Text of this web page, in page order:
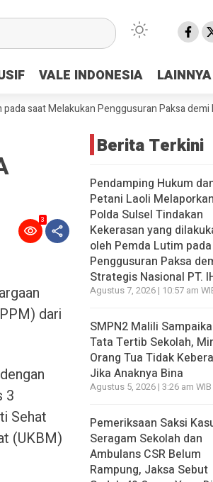
VALE INDONESIA LAINNYA
VALE INDONESIA LAINNYA
Melakukan Penggusuran Paksa demi
3
dari
3
Sehat
(UKBM)
Berita Terkini
Pendamping Hukum
Petani Laoli
Polda Sulsel Tindakan
Kekerasan yang
oleh Pemda Lutim
Penggusuran Paksa
Strategis Nasional PT.
Agustus 7, 2026 | 10:57 am
SMPN2 Malili
Tata Tertib Sekolah,
Orang Tua Tidak
Jika Anaknya Bina
Agustus 5, 2026 | 3:26 am WIB
Pemeriksaan Saksi
Seragam Sekolah dan
Ambulans CSR Belum
Rampung, Jaksa Sebut